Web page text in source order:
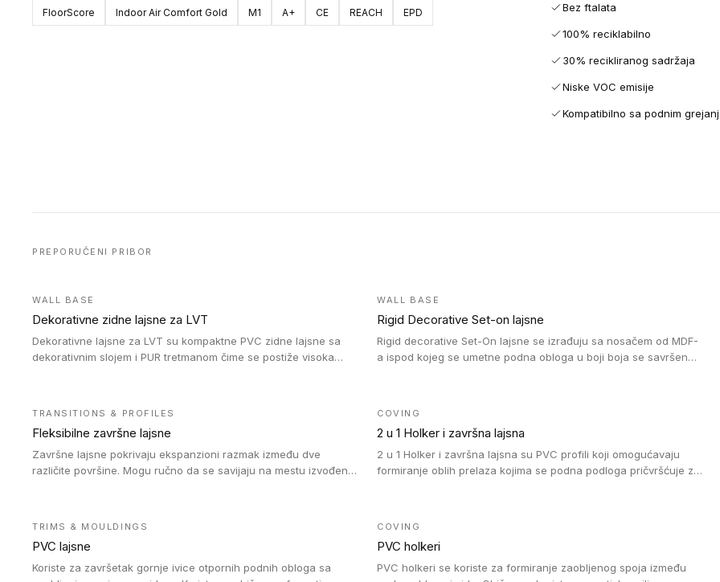
FloorScore Indoor Air Comfort Gold M1 A+ CE REACH EPD Bez ftalata
100% reciklabilno
30% recikliranog sadržaja
Niske VOC emisije
Kompatibilno sa podnim
PREPORUČENI PRIBOR
WALL BASE
Dekorativne zidne lajsne za LVT
Dekorativne lajsne za LVT su kompaktne PVC zidne lajsne sa
dekorativnim slojem i PUR tretmanom čime se postiže visoka
WALL BASE
Rigid Decorative Set-on lajsne
Rigid decorative Set-On lajsne se izrađuju sa nosačem od MDF-
a ispod kojeg se umetne podna obloga u boji boja se savršeno
TRANSITIONS & PROFILES
Fleksibilne završne lajsne
Završne lajsne pokrivaju ekspanzioni razmak između dve
različite površine. Mogu ručno da se savijaju na mestu izvođenja
(kompaktni i akustički), kao i sa podnim oblogama od linoleuma.
COVING
2 u 1 Holker i završna lajsna
2 u 1 Holker i završna lajsna su PVC profili koji omogućavaju
formiranje oblih prelaza kojima se podna podloga pričvršćuje za
TRIMS & MOULDINGS
PVC lajsne
Koriste za završetak gornje ivice otpornih podnih obloga sa
COVING
PVC holkeri
PVC holkeri se koriste za formiranje zaobljenog spoja između